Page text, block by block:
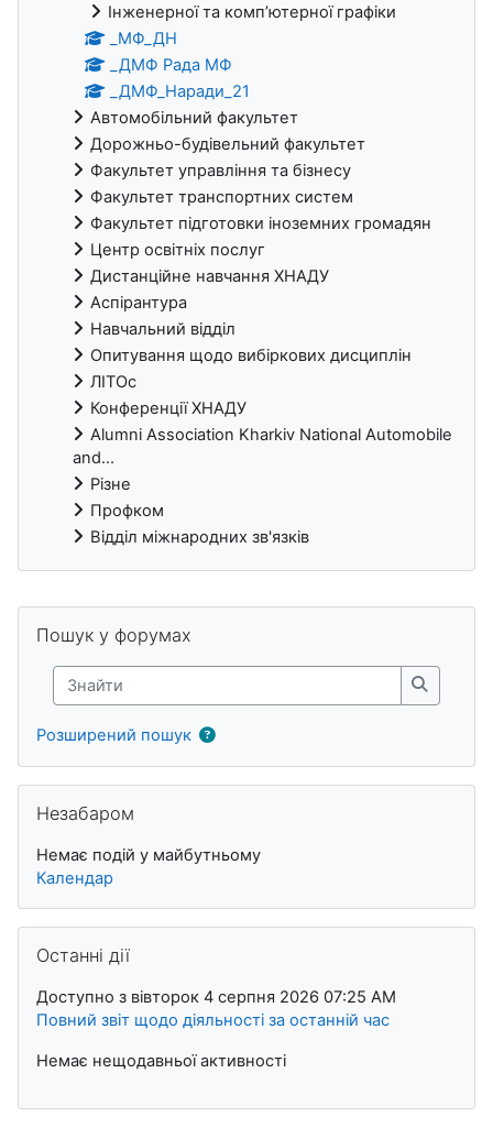
Інженерної та комп’ютерної графіки
_МФ_ДН
_ДМФ Рада МФ
_ДМФ_Наради_21
Автомобільний факультет
Дорожньо-будівельний факультет
Факультет управління та бізнесу
Факультет транспортних систем
Факультет підготовки іноземних громадян
Центр освітніх послуг
Дистанційне навчання ХНАДУ
Аспірантура
Навчальний відділ
Опитування щодо вибіркових дисциплін
ЛІТОс
Конференції ХНАДУ
Alumni Association Kharkiv National Automobile
and...
Різне
Профком
Відділ міжнародних зв'язків
Блоки
Пошук у форумах
Знайти
Знайти
Розширений пошук
Незабаром
Немає подій у майбутньому
Календар
Останні дії
Доступно з вівторок 4 серпня 2026 07:25 AM
Повний звіт щодо діяльності за останній час
Немає нещодавньої активності